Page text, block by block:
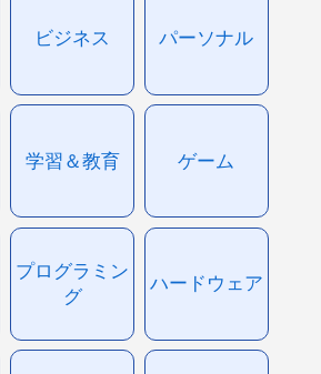
ビジネス パーソナル
学習＆教育 ゲーム
プログラミン
グ
ハードウェア